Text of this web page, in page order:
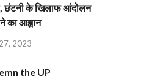
छंटनी के खिलाफ आंदोलन
का आह्वान
2023
the UP